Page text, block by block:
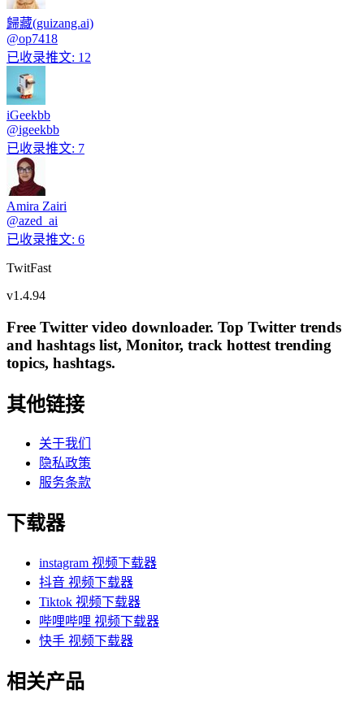
歸藏(guizang.ai)
@op7418
已收录推文: 12
iGeekbb
@igeekbb
已收录推文: 7
Amira Zairi
@azed_ai
已收录推文: 6
TwitFast
v1.4.94
Free Twitter video downloader. Top Twitter trends
and hashtags list, Monitor, track hottest trending
topics, hashtags.
其他链接
关于我们
隐私政策
服务条款
下载器
instagram 视频下载器
抖音 视频下载器
Tiktok 视频下载器
哔哩哔哩 视频下载器
快手 视频下载器
相关产品